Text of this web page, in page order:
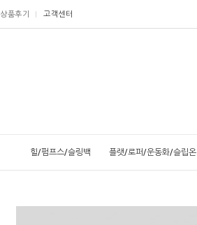
상품후기 고객센터
힐/펌프스/슬링백 플랫/로퍼/운동화/슬립온